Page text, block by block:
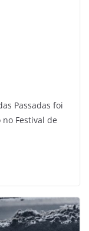
Passadas foi
Festival de